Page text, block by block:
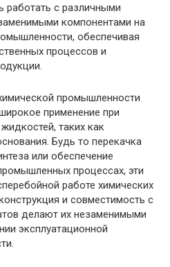
работать с различными
компонентами на
обеспечивая
процессов и
промышленности
применение при
таких как
Будь то перекачка
или обеспечение
процессах, эти
работе химических
и совместимость с
делают их незаменимыми
эксплуатационной